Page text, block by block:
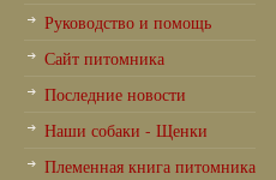
Руководство и помощь
Сайт питомника
Последние новости
Наши собаки - Щенки
Племенная книга питомника